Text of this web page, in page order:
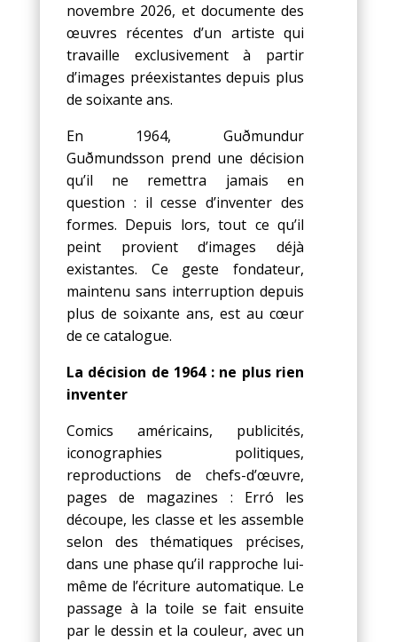
novembre 2026, et documente des
œuvres récentes d’un artiste qui
travaille exclusivement à partir
d’images préexistantes depuis plus
de soixante ans.
En 1964, Guðmundur
Guðmundsson prend une décision
qu’il ne remettra jamais en
question : il cesse d’inventer des
formes. Depuis lors, tout ce qu’il
peint provient d’images déjà
existantes. Ce geste fondateur,
maintenu sans interruption depuis
plus de soixante ans, est au cœur
de ce catalogue.
La décision de 1964 : ne plus rien
inventer
Comics américains, publicités,
iconographies politiques,
reproductions de chefs-d’œuvre,
pages de magazines : Erró les
découpe, les classe et les assemble
selon des thématiques précises,
dans une phase qu’il rapproche lui-
même de l’écriture automatique. Le
passage à la toile se fait ensuite
par le dessin et la couleur, avec un